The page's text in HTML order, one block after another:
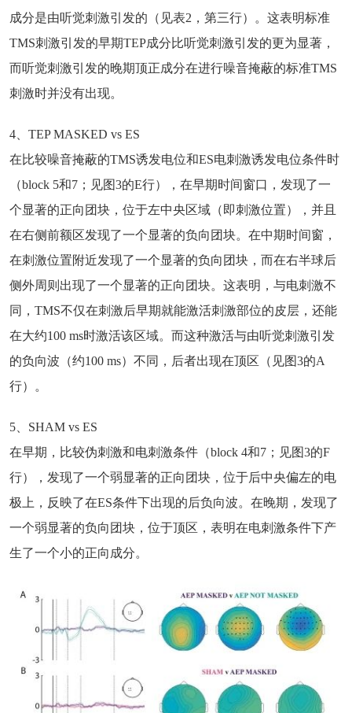
成分是由听觉刺激引发的（见表2，第三行）。这表明标准
TMS刺激引发的早期TEP成分比听觉刺激引发的更为显著，
而听觉刺激引发的晚期顶正成分在进行噪音掩蔽的标准TMS
刺激时并没有出现。
4、TEP MASKED vs ES
在比较噪音掩蔽的TMS诱发电位和ES电刺激诱发电位条件时
（block 5和7；见图3的E行），在早期时间窗口，发现了一
个显著的正向团块，位于左中央区域（即刺激位置），并且
在右侧前额区发现了一个显著的负向团块。在中期时间窗，
在刺激位置附近发现了一个显著的负向团块，而在右半球后
侧外周则出现了一个显著的正向团块。这表明，与电刺激不
同，TMS不仅在刺激后早期就能激活刺激部位的皮层，还能
在大约100 ms时激活该区域。而这种激活与由听觉刺激引发
的负向波（约100 ms）不同，后者出现在顶区（见图3的A
行）。
5、SHAM vs ES
在早期，比较伪刺激和电刺激条件（block 4和7；见图3的F
行），发现了一个弱显著的正向团块，位于后中央偏左的电
极上，反映了在ES条件下出现的后负向波。在晚期，发现了
一个弱显著的负向团块，位于顶区，表明在电刺激条件下产
生了一个小的正向成分。